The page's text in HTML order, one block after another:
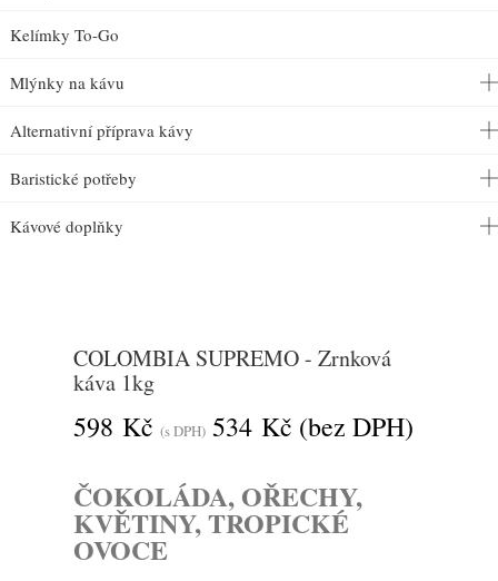
Kelímky To-Go
Mlýnky na kávu
Alternativní příprava kávy
Baristické potřeby
Kávové doplňky
COLOMBIA SUPREMO - Zrnková
káva 1kg
598 Kč (s DPH) 534 Kč (bez DPH)
ČOKOLÁDA, OŘECHY,
KVĚTINY, TROPICKÉ
OVOCE